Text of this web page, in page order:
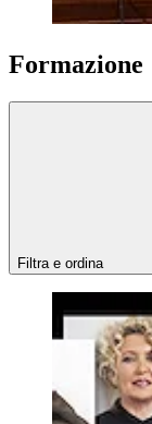
Formazione
Filtra e ordina